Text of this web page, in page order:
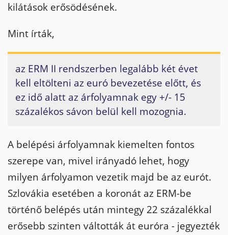
kilátások erősödésének.
Mint írták,
az ERM II rendszerben legalább két évet
kell eltölteni az euró bevezetése előtt, és
ez idő alatt az árfolyamnak egy +/- 15
százalékos sávon belül kell mozognia.
A belépési árfolyamnak kiemelten fontos
szerepe van, mivel irányadó lehet, hogy
milyen árfolyamon vezetik majd be az eurót.
Szlovákia esetében a koronát az ERM-be
történő belépés után mintegy 22 százalékkal
erősebb szinten váltották át euróra - jegyezték